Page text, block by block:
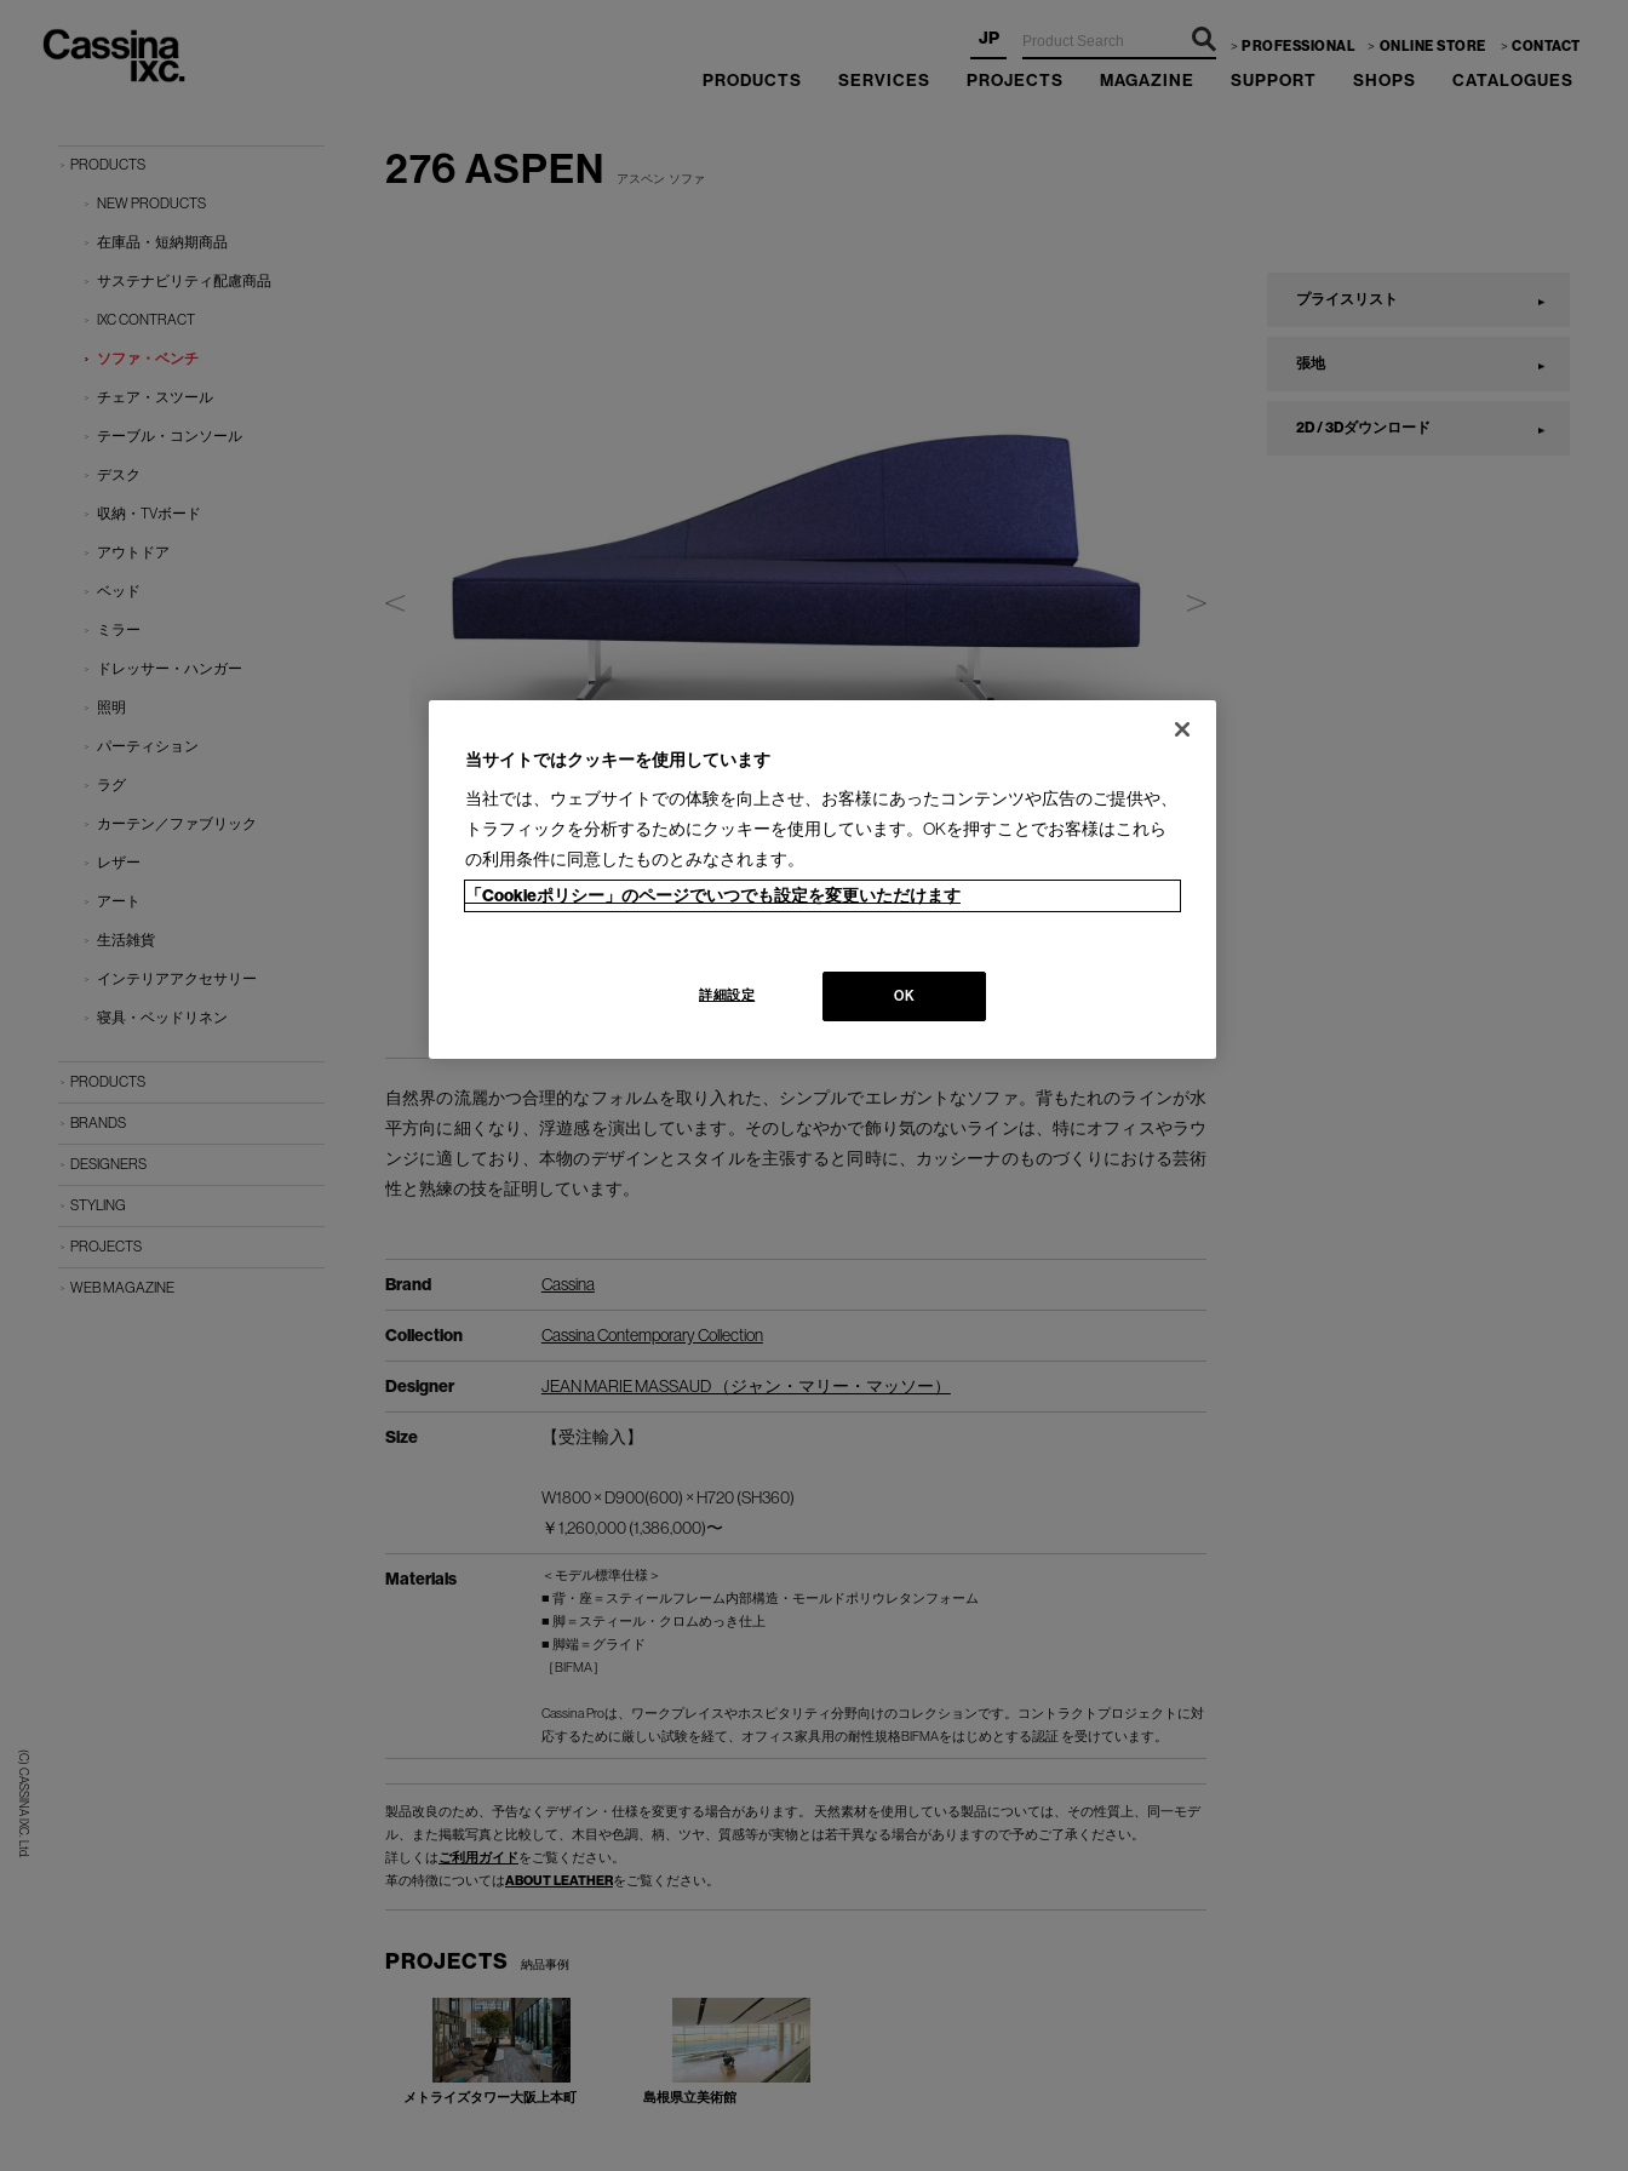
JP PROFESSIONAL ONLINE STORE CONTACT
PRODUCTS SERVICES PROJECTS MAGAZINE SUPPORT SHOPS CATALOGUES
(C) CASSINA IXC. Ltd.
276 ASPEN アスペン ソファ
自然界の流麗かつ合理的なフォルムを取り入れた、シンプルでエレガントなソファ。背もたれのラインが水
平方向に細くなり、浮遊感を演出しています。そのしなやかで飾り気のないラインは、特にオフィスやラウ
ンジに適しており、本物のデザインとスタイルを主張すると同時に、カッシーナのものづくりにおける芸術
性と熟練の技を証明しています。
Brand Cassina
Collection Cassina Contemporary Collection
Designer JEAN MARIE MASSAUD （ジャン・マリー・マッソー）
Size 【受注輸入】
W1800 × D900(600) × H720 (SH360)
￥1,260,000 (1,386,000)〜
Materials
＜モデル標準仕様＞
■ 背・座＝スティールフレーム内部構造・モールドポリウレタンフォーム
■ 脚＝スティール・クロムめっき仕上
■ 脚端＝グライド
［BIFMA］
Cassina Proは、ワークプレイスやホスピタリティ分野向けのコレクションです。コントラクトプロジェクトに対
応するために厳しい試験を経て、オフィス家具用の耐性規格BIFMAをはじめとする認証 を受けています。
製品改良のため、予告なくデザイン・仕様を変更する場合があります。 天然素材を使用している製品については、その性質上、同一モデ
ル、また掲載写真と比較して、木目や色調、柄、ツヤ、質感等が実物とは若干異なる場合がありますので予めご了承ください。
詳しくはご利用ガイドをご覧ください。
革の特徴についてはABOUT LEATHERをご覧ください。
プライスリスト
張地
2D / 3Dダウンロード
PROJECTS 納品事例
メトライズタワー大阪上本町 島根県立美術館
PRODUCTS
NEW PRODUCTS
在庫品・短納期商品
サステナビリティ配慮商品
IXC CONTRACT
ソファ・ベンチ
チェア・スツール
テーブル・コンソール
デスク
収納・TVボード
アウトドア
ベッド
ミラー
ドレッサー・ハンガー
照明
パーティション
ラグ
カーテン／ファブリック
レザー
アート
生活雑貨
インテリアアクセサリー
寝具・ベッドリネン
PRODUCTS
BRANDS
DESIGNERS
STYLING
PROJECTS
WEB MAGAZINE
当サイトではクッキーを使用しています
当社では、ウェブサイトでの体験を向上させ、お客様にあったコンテンツや広告のご提供や、
トラフィックを分析するためにクッキーを使用しています。OKを押すことでお客様はこれら
の利用条件に同意したものとみなされます。
「Cookieポリシー」のページでいつでも設定を変更いただけます
OK
詳細設定